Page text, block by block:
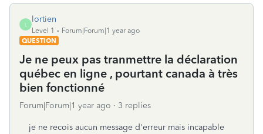
L
lortien
Level 1
Forum|Forum|1 year ago
QUESTION
Je ne peux pas tranmettre la déclaration
québec en ligne , pourtant canada à très
bien fonctionné
Forum|Forum|1 year ago 3 replies
je ne recois aucun message d'erreur mais incapable